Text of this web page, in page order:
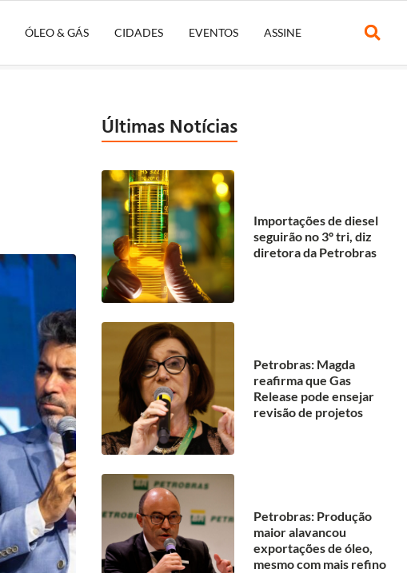
ÓLEO & GÁS CIDADES EVENTOS ASSINE
Últimas Notícias
Importações de diesel
seguirão no 3º tri, diz
diretora da Petrobras
Petrobras: Magda
reafirma que Gas
Release pode ensejar
revisão de projetos
Petrobras: Produção
maior alavancou
exportações de óleo,
mesmo com mais refino